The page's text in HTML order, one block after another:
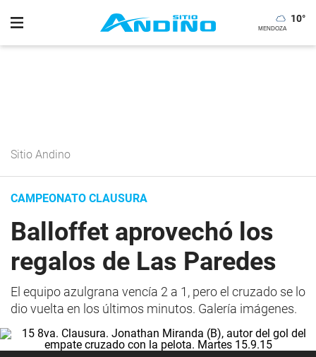
10°
Sitio Andino
CAMPEONATO CLAUSURA
Balloffet aprovechó los
regalos de Las Paredes
El equipo azulgrana vencía 2 a 1, pero el cruzado se lo
dio vuelta en los últimos minutos. Galería imágenes.